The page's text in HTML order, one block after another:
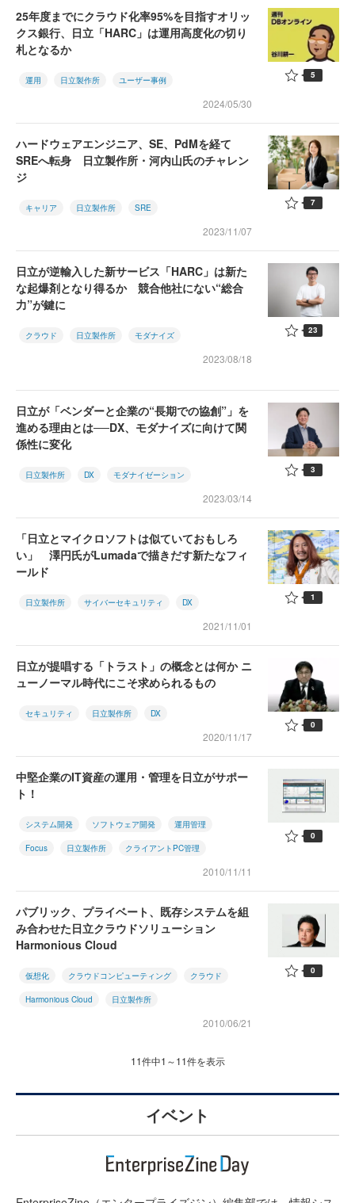
25年度までにクラウド化率95%を目指すオリッ
クス銀行、日立「HARC」は運用高度化の切り
札となるか
運用 日立製作所 ユーザー事例
2024/05/30
5
ハードウェアエンジニア、SE、PdMを経て
SREへ転身 日立製作所・河内山氏のチャレン
ジ
キャリア 日立製作所 SRE
2023/11/07
7
日立が逆輸入した新サービス「HARC」は新た
な起爆剤となり得るか 競合他社にない“総合
力”が鍵に
クラウド 日立製作所 モダナイズ
2023/08/18
23
日立が「ベンダーと企業の“長期での協創”」を
進める理由とは──DX、モダナイズに向けて関
係性に変化
日立製作所 DX モダナイゼーション
2023/03/14
3
「日立とマイクロソフトは似ていておもしろ
い」 澤円氏がLumadaで描きだす新たなフィ
ールド
日立製作所 サイバーセキュリティ DX
2021/11/01
1
日立が提唱する「トラスト」の概念とは何か ニ
ューノーマル時代にこそ求められるもの
セキュリティ 日立製作所 DX
2020/11/17
0
中堅企業のIT資産の運用・管理を日立がサポー
ト！
システム開発 ソフトウェア開発 運用管理
Focus 日立製作所 クライアントPC管理
2010/11/11
0
パブリック、プライベート、既存システムを組
み合わせた日立クラウドソリューション
Harmonious Cloud
仮想化 クラウドコンピューティング クラウド
Harmonious Cloud 日立製作所
2010/06/21
0
11件中1～11件を表示
イベント